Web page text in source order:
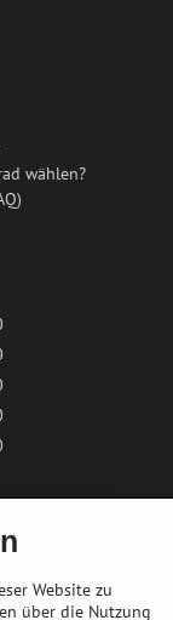
wählen?
Website zu
über die Nutzung